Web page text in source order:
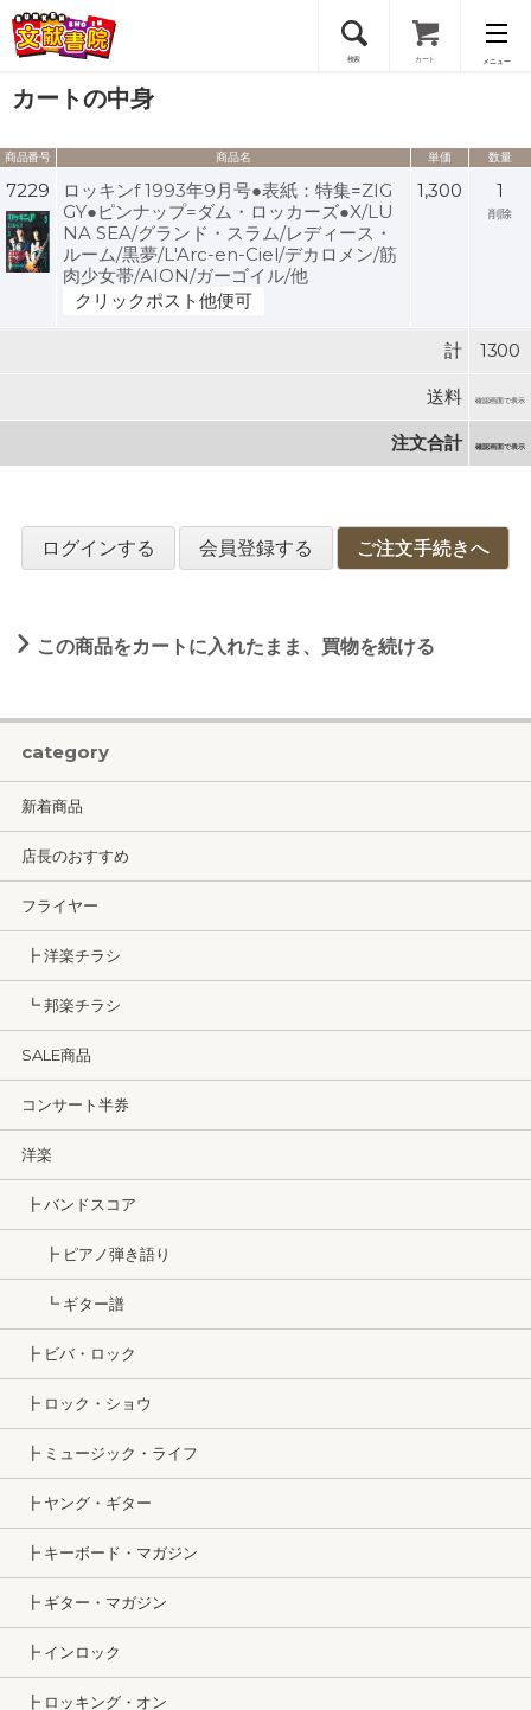
検索 カート メニュー
会員登録
ログイン
カートの中身
商品番号 商品名 単価 数量
7229
ロッキンf 1993年9月号●表紙：特集=ZIG
GY●ピンナップ=ダム・ロッカーズ●X/LU
NA SEA/グランド・スラム/レディース・
ルーム/黒夢/L'Arc-en-Ciel/デカロメン/筋
肉少女帯/AION/ガーゴイル/他
クリックポスト他便可
1,300 1
削除
計 1300
送料 確認画面で表示
注文合計 確認画面で表示
ログインする 会員登録する ご注文手続きへ
この商品をカートに入れたまま、買物を続ける
category
新着商品
店長のおすすめ
フライヤー
┣ 洋楽チラシ
┗ 邦楽チラシ
SALE商品
コンサート半券
洋楽
┣ バンドスコア
┣ ピアノ弾き語り
┗ ギター譜
┣ ビバ・ロック
┣ ロック・ショウ
┣ ミュージック・ライフ
┣ ヤング・ギター
┣ キーボード・マガジン
┣ ギター・マガジン
┣ インロック
┣ ロッキング・オン